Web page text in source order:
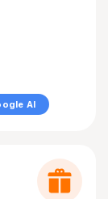
AI